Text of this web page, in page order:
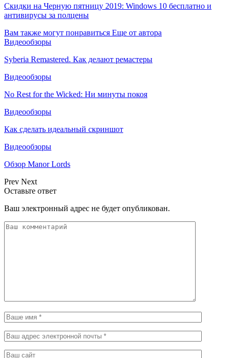
Скидки на Черную пятницу 2019: Windows 10 бесплатно и
антивирусы за полцены
Вам также могут понравиться Еще от автора
Видеообзоры
Syberia Remastered. Как делают ремастеры
Видеообзоры
No Rest for the Wicked: Ни минуты покоя
Видеообзоры
Как сделать идеальный скриншот
Видеообзоры
Обзор Manor Lords
Prev Next
Оставьте ответ
Ваш электронный адрес не будет опубликован.